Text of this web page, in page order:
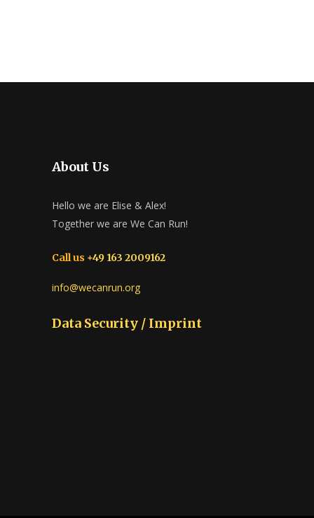
About Us
Hello we are Elise & Alex!
Together we are We Can Run!
Call us +49 163 2009162
info@wecanrun.org
Data Security / Imprint